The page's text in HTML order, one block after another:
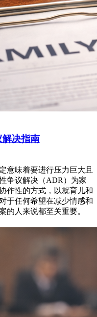
决指南
意味着要进行压力巨大且
争议解决（ADR）为家
作性的方式，以就育儿和
于任何希望在减少情感和
的人来说都至关重要。